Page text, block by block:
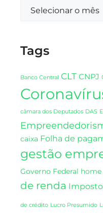
Tags
Banco Central CLT CNPJ
câmara dos Deputados DAS
caixa Folha de
gestão
Governo Federal
de renda
de crédito Lucro Presumido